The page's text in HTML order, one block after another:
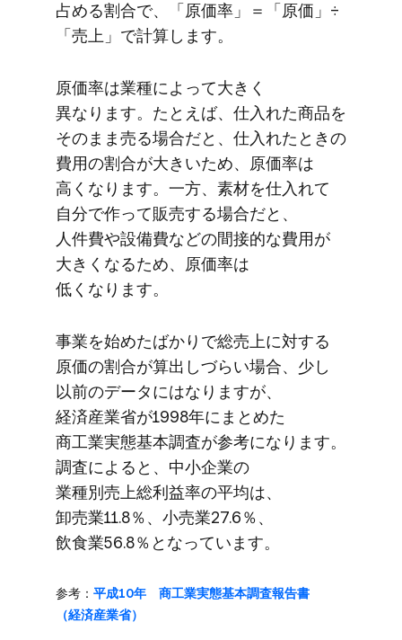
占める​割合で、​「原価率」​＝​「原価」​÷​
「売上」で​計算します。
原価率は​業種に​よって​大きく​
異なります。​たとえば、​仕入れた​商品を​
そのまま​売る​場合だと、​仕入れた​ときの​
費用の​割合が​大きいため、​原価率は​
高くなります。​一方、​素材を​仕入れて​
自分で​作って​販売する​場合だと、​
人件費や​設備費などの​間接的な​費用が​
大きくなる​ため、​原価率は​
低くなります。
事業を​始めたばかりで​総売上に​対する​
原価の​割合が​算出しづらい​場合、​少し​
以前の​データには​なりますが、​
経済産業省が​1998年に​まとめた​
商工業実態基本調査が​参考に​なります。​
調査に​よると、​中小企業の​
業種別売上総利益率の​平均は、​
卸売業11.8％、​小売業27.6％、​
飲食業56.8％と​なっています。
参考： 平成10年 商工業実態基本調査報告書​
（経済産業省）